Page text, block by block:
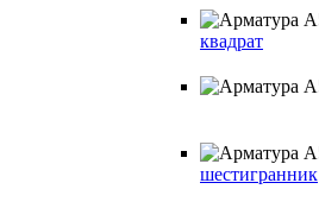
квадрат
шестигранник